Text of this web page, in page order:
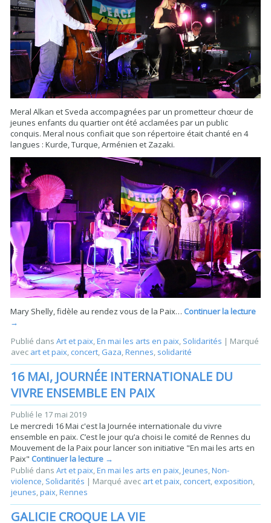
Meral Alkan et Sveda accompagnées par un prometteur chœur de
jeunes enfants du quartier ont été acclamées par un public
conquis. Meral nous confiait que son répertoire était chanté en 4
langues : Kurde, Turque, Arménien et Zazaki.
Mary Shelly, fidèle au rendez vous de la Paix… Continuer la lecture
→
Publié dans Art et paix,En mai les arts en paix, Solidarités | Marqué
avec art et paix, concert, Gaza,Rennes, solidarité
16 MAI, JOURNÉE INTERNATIONALE DU
VIVRE ENSEMBLE EN PAIX
Publié le 17 mai 2019
Le mercredi 16 Mai c'est la Journée internationale du vivre
ensemble en paix. C’est le jour qu’a choisi le comité de Rennes du
Mouvement de la Paix pour lancer son initiative "En mai les arts en
Paix" Continuer la lecture →
Publié dans Art et paix,En mai les arts en paix,Jeunes,Non-
violence, Solidarités | Marqué avec art et paix, concert, exposition,
jeunes,paix,Rennes
GALICIE CROQUE LA VIE